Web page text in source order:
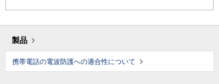
製品
携帯電話の電波防護への適合性について